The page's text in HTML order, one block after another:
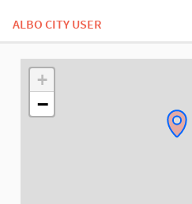
ALBO CITY USER
L'elemento seguente è una
+
−